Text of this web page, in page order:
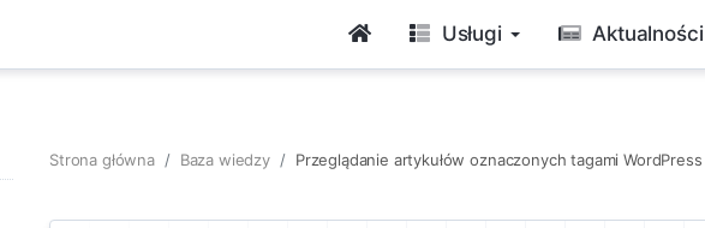
Usługi Aktualności
Strona główna Baza wiedzy Przeglądanie artykułów oznaczonych tagami WordPress